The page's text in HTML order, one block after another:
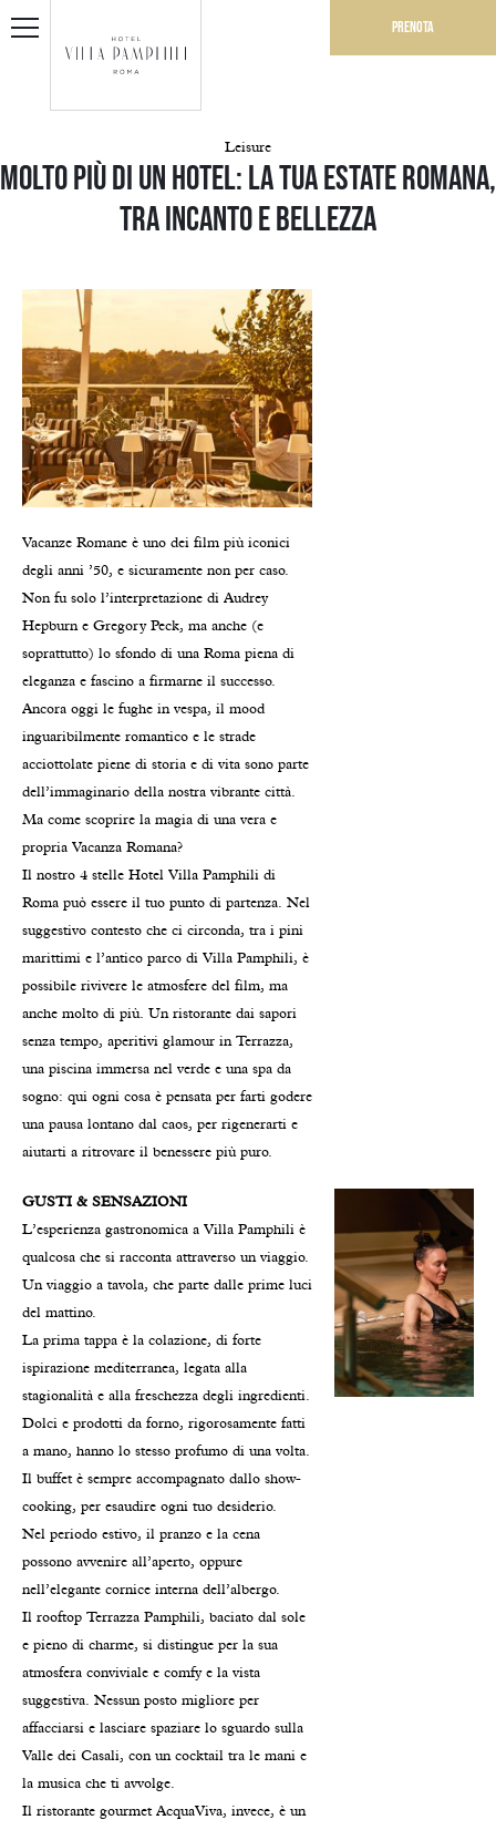
Prenota
Leisure
Molto più di un hotel: la tua estate romana,
tra incanto e bellezza
Vacanze Romane è uno dei film più iconici
degli anni ’50, e sicuramente non per caso.
Non fu solo l’interpretazione di Audrey
Hepburn e Gregory Peck, ma anche (e
soprattutto) lo sfondo di una Roma piena di
eleganza e fascino a firmarne il successo.
Ancora oggi le fughe in vespa, il mood
inguaribilmente romantico e le strade
acciottolate piene di storia e di vita sono parte
dell’immaginario della nostra vibrante città.
Ma come scoprire la magia di una vera e
propria Vacanza Romana?
Il nostro 4 stelle Hotel Villa Pamphili di
Roma può essere il tuo punto di partenza. Nel
suggestivo contesto che ci circonda, tra i pini
marittimi e l’antico parco di Villa Pamphili, è
possibile rivivere le atmosfere del film, ma
anche molto di più. Un ristorante dai sapori
senza tempo, aperitivi glamour in Terrazza,
una piscina immersa nel verde e una spa da
sogno: qui ogni cosa è pensata per farti godere
una pausa lontano dal caos, per rigenerarti e
aiutarti a ritrovare il benessere più puro.
GUSTI & SENSAZIONI
L’esperienza gastronomica a Villa Pamphili è
qualcosa che si racconta attraverso un viaggio.
Un viaggio a tavola, che parte dalle prime luci
del mattino.
La prima tappa è la colazione, di forte
ispirazione mediterranea, legata alla
stagionalità e alla freschezza degli ingredienti.
Dolci e prodotti da forno, rigorosamente fatti
a mano, hanno lo stesso profumo di una volta.
Il buffet è sempre accompagnato dallo show-
cooking, per esaudire ogni tuo desiderio.
Nel periodo estivo, il pranzo e la cena
possono avvenire all’aperto, oppure
nell’elegante cornice interna dell’albergo.
Il rooftop Terrazza Pamphili, baciato dal sole
e pieno di charme, si distingue per la sua
atmosfera conviviale e comfy e la vista
suggestiva. Nessun posto migliore per
affacciarsi e lasciare spaziare lo sguardo sulla
Valle dei Casali, con un cocktail tra le mani e
la musica che ti avvolge.
Il ristorante gourmet AcquaViva, invece, è un